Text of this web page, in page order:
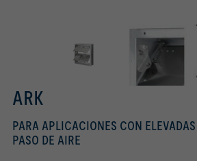
ARK
PARA APLICACIONES CON
PASO DE AIRE